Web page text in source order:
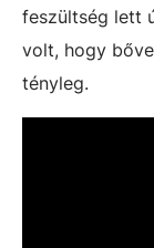
feszültség lett
volt, hogy
tényleg.